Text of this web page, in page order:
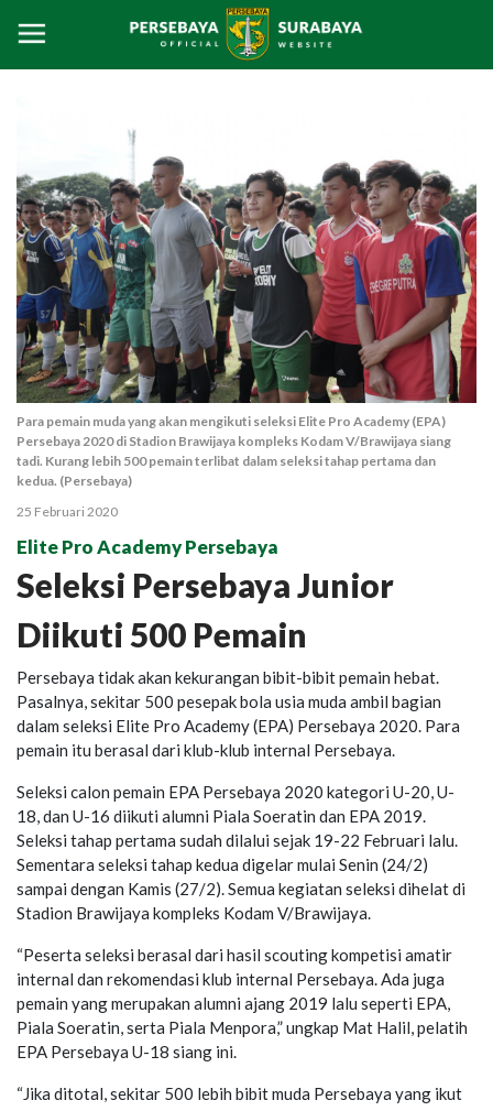
Para pemain muda yang akan mengikuti seleksi Elite Pro Academy (EPA)
Persebaya 2020 di Stadion Brawijaya kompleks Kodam V/Brawijaya siang
tadi. Kurang lebih 500 pemain terlibat dalam seleksi tahap pertama dan
kedua. (Persebaya)
25 Februari 2020
Elite Pro Academy Persebaya
Seleksi Persebaya Junior
Diikuti 500 Pemain
Persebaya tidak akan kekurangan bibit-bibit pemain hebat.
Pasalnya, sekitar 500 pesepak bola usia muda ambil bagian
dalam seleksi Elite Pro Academy (EPA) Persebaya 2020. Para
pemain itu berasal dari klub-klub internal Persebaya.
Seleksi calon pemain EPA Persebaya 2020 kategori U-20, U-
18, dan U-16 diikuti alumni Piala Soeratin dan EPA 2019.
Seleksi tahap pertama sudah dilalui sejak 19-22 Februari lalu.
Sementara seleksi tahap kedua digelar mulai Senin (24/2)
sampai dengan Kamis (27/2). Semua kegiatan seleksi dihelat di
Stadion Brawijaya kompleks Kodam V/Brawijaya.
“Peserta seleksi berasal dari hasil scouting kompetisi amatir
internal dan rekomendasi klub internal Persebaya. Ada juga
pemain yang merupakan alumni ajang 2019 lalu seperti EPA,
Piala Soeratin, serta Piala Menpora,” ungkap Mat Halil, pelatih
EPA Persebaya U-18 siang ini.
“Jika ditotal, sekitar 500 lebih bibit muda Persebaya yang ikut